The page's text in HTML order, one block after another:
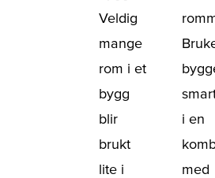
Veldig
mange
rom i et
bygg
blir
brukt
lite i
i en
med